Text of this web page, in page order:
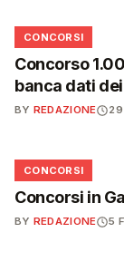
📋
CONCORSI
Concorso
banca dati
BY REDAZIONE
📋
CONCORSI
Concorsi in
BY REDAZIONE 5